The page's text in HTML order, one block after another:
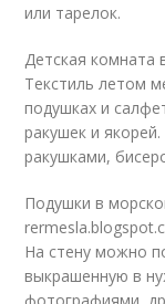
или тарелок.
Детская комната
Текстиль летом
подушках и
ракушек и
ракушками,
Подушки в
На стену можно
выкрашенную в
фотографиями,